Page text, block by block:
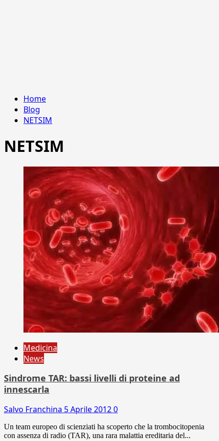
Home
Blog
NETSIM
NETSIM
Medicina
News
Sindrome TAR: bassi livelli di proteine ad
innescarla
Salvo Franchina 5 Aprile 20120
Un team europeo di scienziati ha scoperto che la trombocitopenia
con assenza di radio (TAR), una rara malattia ereditaria del...